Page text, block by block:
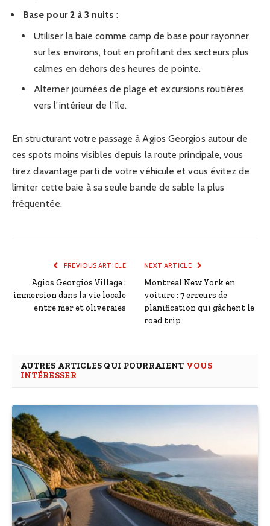
Base pour 2 à 3 nuits :
Utiliser la baie comme camp de base pour rayonner
sur les environs, tout en profitant des secteurs plus
calmes en dehors des heures de pointe.
Alterner journées de plage et excursions routières
vers l’intérieur de l’île.
En structurant votre passage à Agios Georgios autour de
ces spots moins visibles depuis la route principale, vous
tirez davantage parti de votre véhicule et vous évitez de
limiter cette baie à sa seule bande de sable la plus
fréquentée.
PREVIOUS ARTICLE
Agios Georgios Village :
immersion dans la vie locale
entre mer et oliveraies
NEXT ARTICLE
Montreal New York en
voiture : 7 erreurs de
planification qui gâchent le
road trip
AUTRES ARTICLES QUI POURRAIENT VOUS
INTÉRESSER